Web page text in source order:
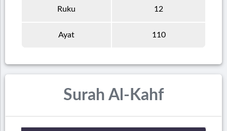
Ruku 12
Ayat 110
Surah Al-Kahf